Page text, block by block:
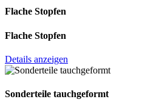
Flache Stopfen
Flache Stopfen
Details anzeigen
Sonderteile tauchgeformt